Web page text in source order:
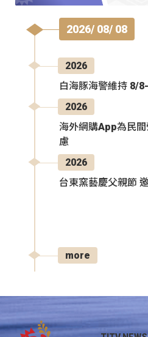
2026/ 08/ 08
2026
白海豚海警維持 8/
2026
海外網購App為民
慮
2026
台東窯藝慶父親節
more